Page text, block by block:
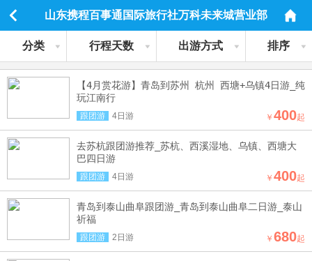
山东携程百事通国际旅行社万科未来城营业部
分类 行程天数 出游方式 排序
【4月赏花游】青岛到苏州 杭州 西塘+乌镇4日游_纯
玩江南行
跟团游 4日游 ￥ 400起
去苏杭跟团游推荐_苏杭、西溪湿地、乌镇、西塘大
巴四日游
跟团游 4日游 ￥ 400起
青岛到泰山曲阜跟团游_青岛到泰山曲阜二日游_泰山
祈福
跟团游 2日游 ￥ 680起